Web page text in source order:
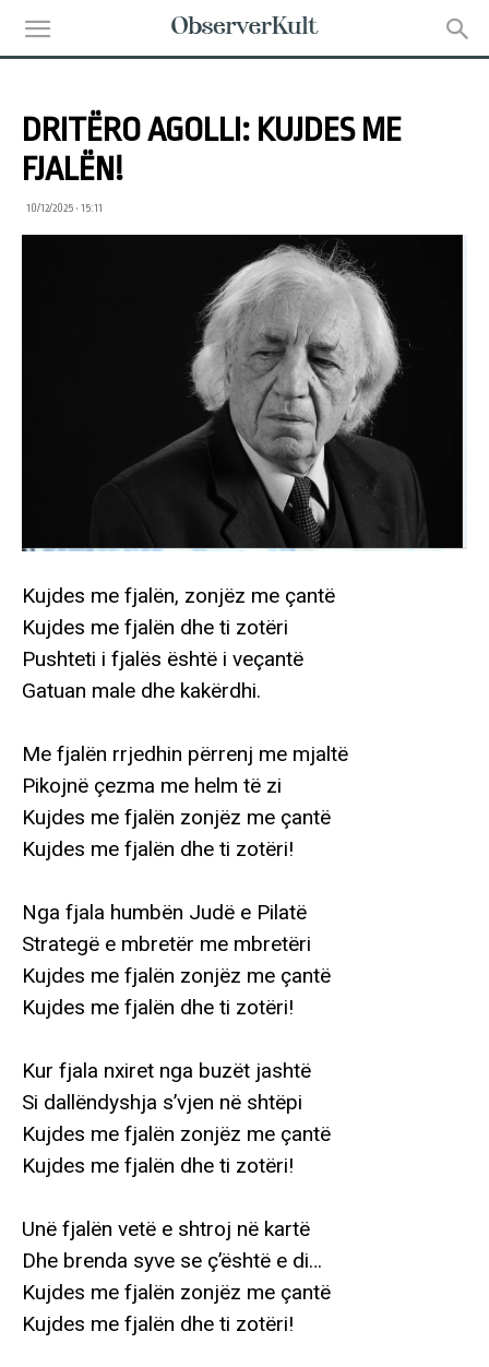
DRITËRO AGOLLI: KUJDES ME
FJALËN!
10/12/2025 • 15:11
Kujdes me fjalën, zonjëz me çantë
Kujdes me fjalën dhe ti zotëri
Pushteti i fjalës është i veçantë
Gatuan male dhe kakërdhi.
Me fjalën rrjedhin përrenj me mjaltë
Pikojnë çezma me helm të zi
Kujdes me fjalën zonjëz me çantë
Kujdes me fjalën dhe ti zotëri!
Nga fjala humbën Judë e Pilatë
Strategë e mbretër me mbretëri
Kujdes me fjalën zonjëz me çantë
Kujdes me fjalën dhe ti zotëri!
Kur fjala nxiret nga buzët jashtë
Si dallëndyshja s’vjen në shtëpi
Kujdes me fjalën zonjëz me çantë
Kujdes me fjalën dhe ti zotëri!
Unë fjalën vetë e shtroj në kartë
Dhe brenda syve se ç’është e di…
Kujdes me fjalën zonjëz me çantë
Kujdes me fjalën dhe ti zotëri!